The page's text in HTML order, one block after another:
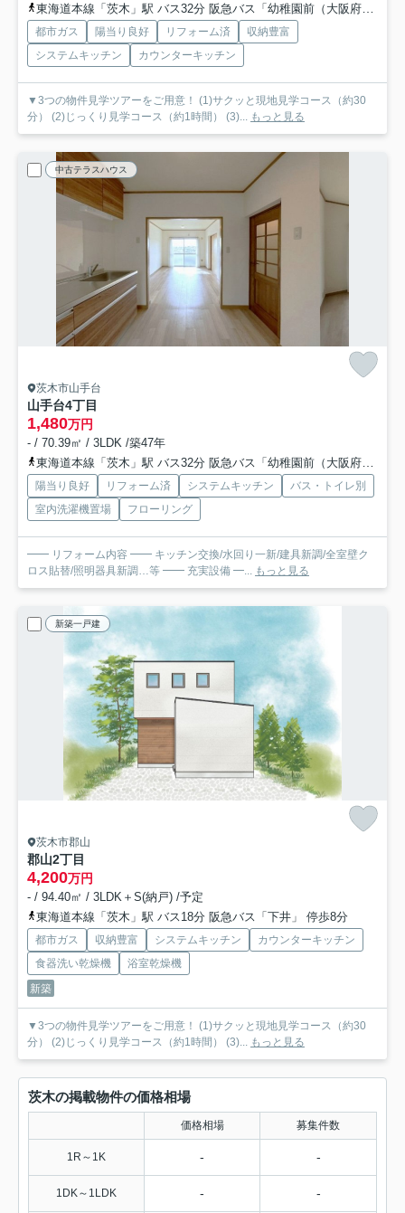
東海道本線「茨木」駅 バス32分 阪急バス「幼稚園前（大阪府）」 停歩4分
都市ガス 陽当り良好 リフォーム済
収納豊富
システムキッチン
カウンターキッチン
▼3つの物件見学ツアーをご用意！ (1)サクッと現地見学コース（約30
分） (2)じっくり見学コース（約1時間） (3)...
もっと見る
中古テラスハウス
茨木市山手台
山手台4丁目
1,480万円
- / 70.39㎡ / 3LDK /築47年
東海道本線「茨木」駅 バス32分 阪急バス「幼稚園前（大阪府）」 停歩7分
陽当り良好 リフォーム済 システムキッチン
バス・トイレ別
室内洗濯機置場
フローリング
━━ リフォーム内容 ━━ キッチン交換/水回り一新/建具新調/全室壁ク
ロス貼替/照明器具新調…等 ━━ 充実設備 ━...
もっと見る
新築一戸建
茨木市郡山
郡山2丁目
4,200万円
- / 94.40㎡ / 3LDK＋S(納戸) /予定
東海道本線「茨木」駅 バス18分 阪急バス「下井」 停歩8分
都市ガス 収納豊富 システムキッチン
カウンターキッチン
食器洗い乾燥機
浴室乾燥機
新築
▼3つの物件見学ツアーをご用意！ (1)サクッと現地見学コース（約30
分） (2)じっくり見学コース（約1時間） (3)... もっと見る
茨木の掲載物件の価格相場
価格相場 募集件数
1R～1K - -
1DK～1LDK - -